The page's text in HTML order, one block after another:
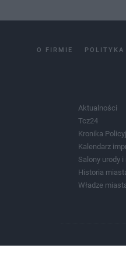
O FIRMIE POLITYKA
Aktualności
Tcz24
Kronika
Kalendarz
Salony urody i
Historia
Władze